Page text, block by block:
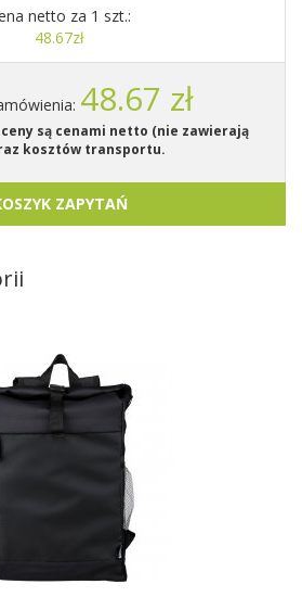
netto za 1 szt.:
48.67zł
48.67 zł
są cenami netto (nie zawierają
kosztów transportu.
ZAPYTAŃ